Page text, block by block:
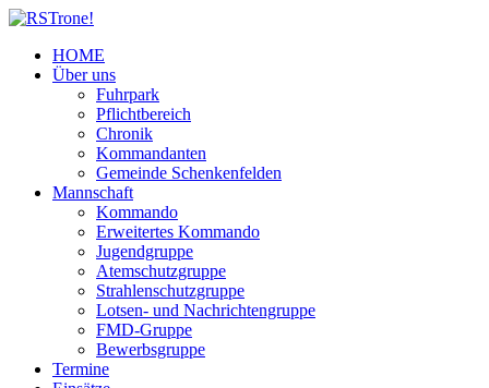
HOME
Über uns
Fuhrpark
Pflichtbereich
Chronik
Kommandanten
Gemeinde Schenkenfelden
Mannschaft
Kommando
Erweitertes Kommando
Jugendgruppe
Atemschutzgruppe
Strahlenschutzgruppe
Lotsen- und Nachrichtengruppe
FMD-Gruppe
Bewerbsgruppe
Termine